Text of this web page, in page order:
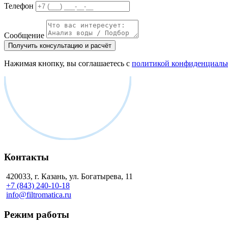
Телефон
Сообщение
Получить консультацию и расчёт
Нажимая кнопку, вы соглашаетесь с политикой
Контакты
420033, г. Казань, ул. Богатырева, 11
+7 (843) 240-10-18
info@filtromatica.ru
Режим работы